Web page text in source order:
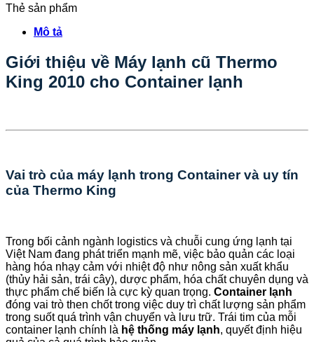
Thẻ sản phẩm
Mô tả
Giới thiệu về Máy lạnh cũ Thermo
King 2010 cho Container lạnh
Vai trò của máy lạnh trong Container và uy tín
của Thermo King
Trong bối cảnh ngành logistics và chuỗi cung ứng lạnh tại
Việt Nam đang phát triển mạnh mẽ, việc bảo quản các loại
hàng hóa nhạy cảm với nhiệt độ như nông sản xuất khẩu
(thủy hải sản, trái cây), dược phẩm, hóa chất chuyên dụng và
thực phẩm chế biến là cực kỳ quan trọng. Container lạnh
đóng vai trò then chốt trong việc duy trì chất lượng sản phẩm
trong suốt quá trình vận chuyển và lưu trữ. Trái tim của mỗi
container lạnh chính là hệ thống máy lạnh, quyết định hiệu